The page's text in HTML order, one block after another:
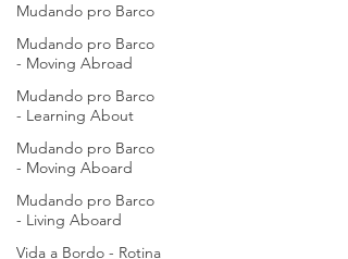
Mudando pro Barco
Mudando pro Barco
- Moving Abroad
Mudando pro Barco
- Learning About
Mudando pro Barco
- Moving Aboard
Mudando pro Barco
- Living Aboard
Vida a Bordo - Rotina